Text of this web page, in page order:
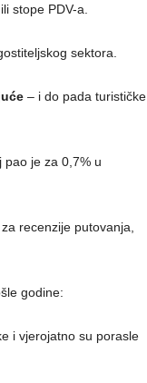
stope PDV-a.
sektora.
– i do pada turističke
pao je za 0,7% u
recenzije putovanja,
godine:
i vjerojatno su porasle